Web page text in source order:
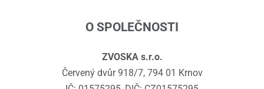
O SPOLEČNOSTI
ZVOSKA s.r.o.
Červený dvůr 918/7, 794 01 Krnov